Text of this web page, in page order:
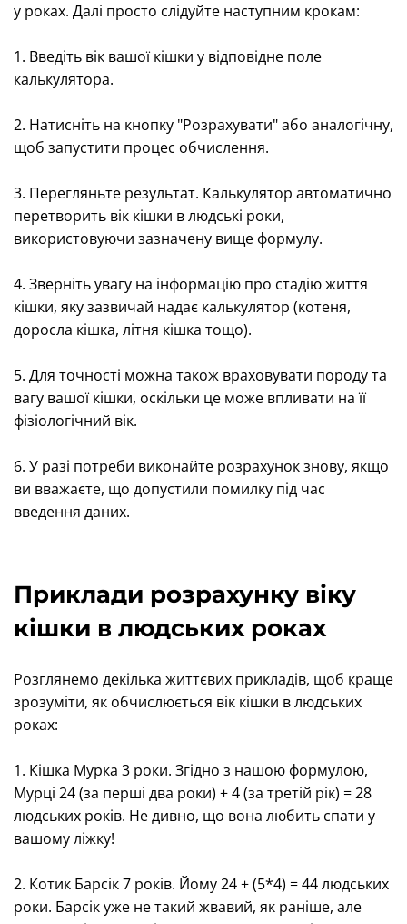
у роках. Далі просто слідуйте наступним крокам:
1. Введіть вік вашої кішки у відповідне поле
калькулятора.
2. Натисніть на кнопку "Розрахувати" або аналогічну,
щоб запустити процес обчислення.
3. Перегляньте результат. Калькулятор автоматично
перетворить вік кішки в людські роки,
використовуючи зазначену вище формулу.
4. Зверніть увагу на інформацію про стадію життя
кішки, яку зазвичай надає калькулятор (котеня,
доросла кішка, літня кішка тощо).
5. Для точності можна також враховувати породу та
вагу вашої кішки, оскільки це може впливати на її
фізіологічний вік.
6. У разі потреби виконайте розрахунок знову, якщо
ви вважаєте, що допустили помилку під час
введення даних.
Приклади розрахунку віку
кішки в людських роках
Розглянемо декілька життєвих прикладів, щоб краще
зрозуміти, як обчислюється вік кішки в людських
роках:
1. Кішка Мурка 3 роки. Згідно з нашою формулою,
Мурці 24 (за перші два роки) + 4 (за третій рік) = 28
людських років. Не дивно, що вона любить спати у
вашому ліжку!
2. Котик Барсік 7 років. Йому 24 + (5*4) = 44 людських
роки. Барсік уже не такий жвавий, як раніше, але